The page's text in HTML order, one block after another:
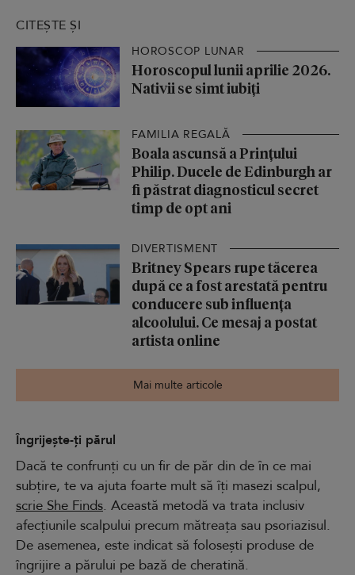
CITEȘTE ȘI
HOROSCOP LUNAR
Horoscopul lunii aprilie 2026.
Nativii se simt iubiți
FAMILIA REGALĂ
Boala ascunsă a Prințului
Philip. Ducele de Edinburgh ar
fi păstrat diagnosticul secret
timp de opt ani
DIVERTISMENT
Britney Spears rupe tăcerea
după ce a fost arestată pentru
conducere sub influența
alcoolului. Ce mesaj a postat
artista online
Mai multe articole
Îngrijește-ți părul
Dacă te confrunți cu un fir de păr din de în ce mai
subțire, te va ajuta foarte mult să îți masezi scalpul,
scrie She Finds. Această metodă va trata inclusiv
afecțiunile scalpului precum mătreața sau psoriazisul.
De asemenea, este indicat să folosești produse de
îngrijire a părului pe bază de cheratină.